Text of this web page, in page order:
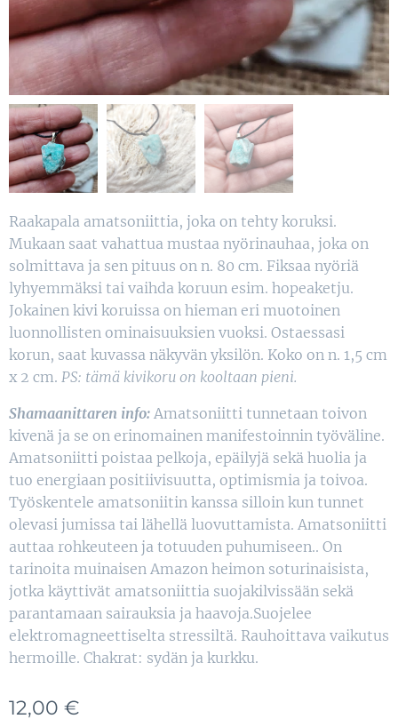
Raakapala amatsoniittia, joka on tehty koruksi.
Mukaan saat vahattua mustaa nyörinauhaa, joka on
solmittava ja sen pituus on n. 80 cm. Fiksaa nyöriä
lyhyemmäksi tai vaihda koruun esim. hopeaketju.
Jokainen kivi koruissa on hieman eri muotoinen
luonnollisten ominaisuuksien vuoksi. Ostaessasi
korun, saat kuvassa näkyvän yksilön. Koko on n. 1,5 cm
x 2 cm. PS: tämä kivikoru on kooltaan pieni.
Shamaanittaren info: Amatsoniitti tunnetaan toivon
kivenä ja se on erinomainen manifestoinnin työväline.
Amatsoniitti poistaa pelkoja, epäilyjä sekä huolia ja
tuo energiaan positiivisuutta, optimismia ja toivoa.
Työskentele amatsoniitin kanssa silloin kun tunnet
olevasi jumissa tai lähellä luovuttamista. Amatsoniitti
auttaa rohkeuteen ja totuuden puhumiseen.. On
tarinoita muinaisen Amazon heimon soturinaisista,
jotka käyttivät amatsoniittia suojakilvissään sekä
parantamaan sairauksia ja haavoja.Suojelee
elektromagneettiselta stressiltä. Rauhoittava vaikutus
hermoille. Chakrat: sydän ja kurkku.
12,00 €